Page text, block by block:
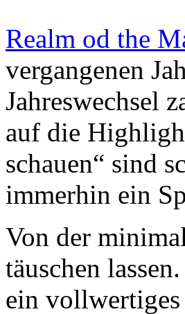
Realm od the
vergangenen
Jahreswechsel
auf die
schauen“ sind
immerhin ein
Von der
täuschen
ein